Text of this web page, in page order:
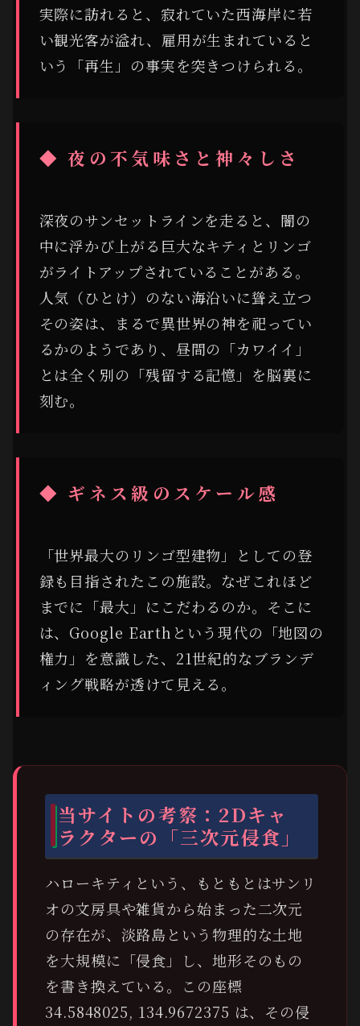
実際に訪れると、寂れていた西海岸に若
い観光客が溢れ、雇用が生まれていると
いう「再生」の事実を突きつけられる。
◆ 夜の不気味さと神々しさ
深夜のサンセットラインを走ると、闇の
中に浮かび上がる巨大なキティとリンゴ
がライトアップされていることがある。
人気（ひとけ）のない海沿いに聳え立つ
その姿は、まるで異世界の神を祀ってい
るかのようであり、昼間の「カワイイ」
とは全く別の「残留する記憶」を脳裏に
刻む。
◆ ギネス級のスケール感
「世界最大のリンゴ型建物」としての登
録も目指されたこの施設。なぜこれほど
までに「最大」にこだわるのか。そこに
は、Google Earthという現代の「地図の
権力」を意識した、21世紀的なブランデ
ィング戦略が透けて見える。
当サイトの考察：2Dキャ
ラクターの「三次元侵食」
ハローキティという、もともとはサンリ
オの文房具や雑貨から始まった二次元
の存在が、淡路島という物理的な土地
を大規模に「侵食」し、地形そのもの
を書き換えている。この座標
34.5848025, 134.9672375 は、その侵